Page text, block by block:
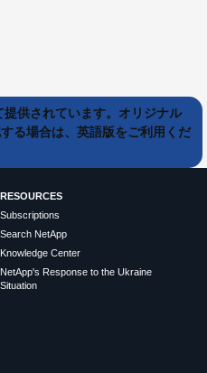
供されています。オリジナル
る場合は、英語版をご利用くだ
RESOURCES
Subscriptions
Search NetApp
Knowledge Center
NetApp's Response to the Ukraine
Situation